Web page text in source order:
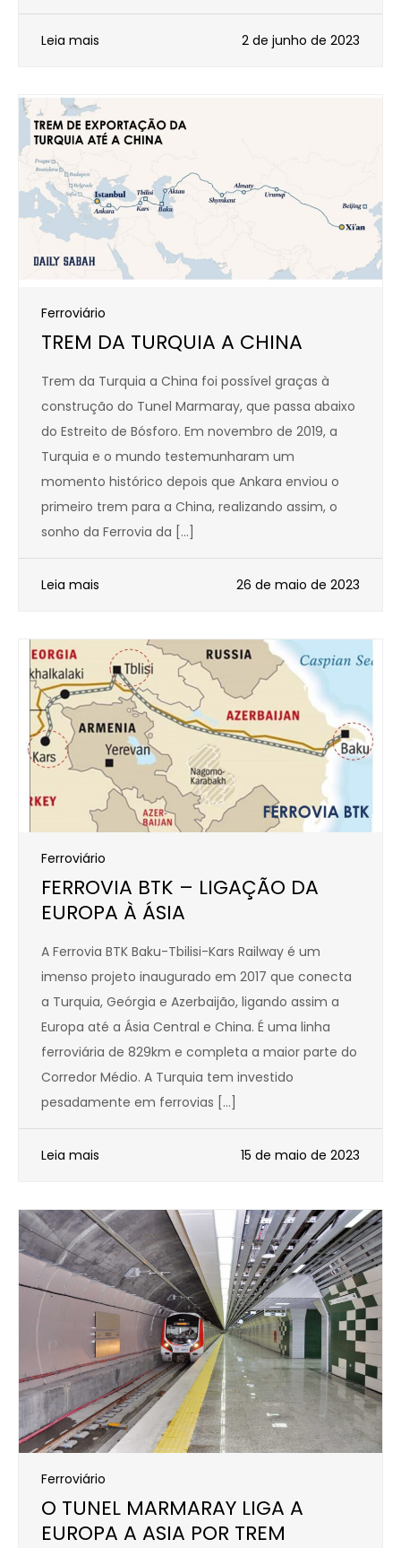
Leia mais 2 de junho de 2023
Ferroviário
TREM DA TURQUIA A CHINA
Trem da Turquia a China foi possível graças à
construção do Tunel Marmaray, que passa abaixo
do Estreito de Bósforo. Em novembro de 2019, a
Turquia e o mundo testemunharam um
momento histórico depois que Ankara enviou o
primeiro trem para a China, realizando assim, o
sonho da Ferrovia da […]
Leia mais 26 de maio de 2023
Ferroviário
FERROVIA BTK – LIGAÇÃO DA
EUROPA À ÁSIA
A Ferrovia BTK Baku-Tbilisi-Kars Railway é um
imenso projeto inaugurado em 2017 que conecta
a Turquia, Geórgia e Azerbaijão, ligando assim a
Europa até a Ásia Central e China. É uma linha
ferroviária de 829km e completa a maior parte do
Corredor Médio. A Turquia tem investido
pesadamente em ferrovias […]
Leia mais 15 de maio de 2023
Ferroviário
O TUNEL MARMARAY LIGA A
EUROPA A ASIA POR TREM